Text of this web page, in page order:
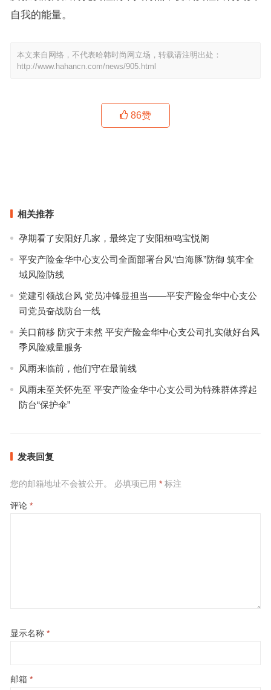
自我的能量。
本文来自网络，不代表哈韩时尚网立场，转载请注明出处：
http://www.hahancn.com/news/905.html
86赞
相关推荐
孕期看了安阳好几家，最终定了安阳桓鸣宝悦阁
平安产险金华中心支公司全面部署台风“白海豚”防御 筑牢全
域风险防线
党建引领战台风 党员冲锋显担当——平安产险金华中心支公
司党员奋战防台一线
关口前移 防灾于未然 平安产险金华中心支公司扎实做好台风
季风险减量服务
风雨来临前，他们守在最前线
风雨未至关怀先至 平安产险金华中心支公司为特殊群体撑起
防台“保护伞”
发表回复
您的邮箱地址不会被公开。 必填项已用 *标注
评论 *
显示名称 *
邮箱 *